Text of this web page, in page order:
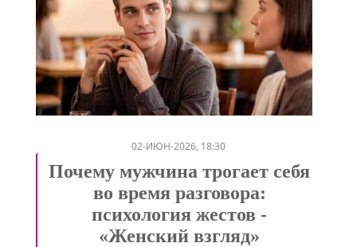
///
02-ИЮН-2026, 18:30
Почему мужчина трогает себя
во время разговора:
психология жестов -
«Женский взгляд»